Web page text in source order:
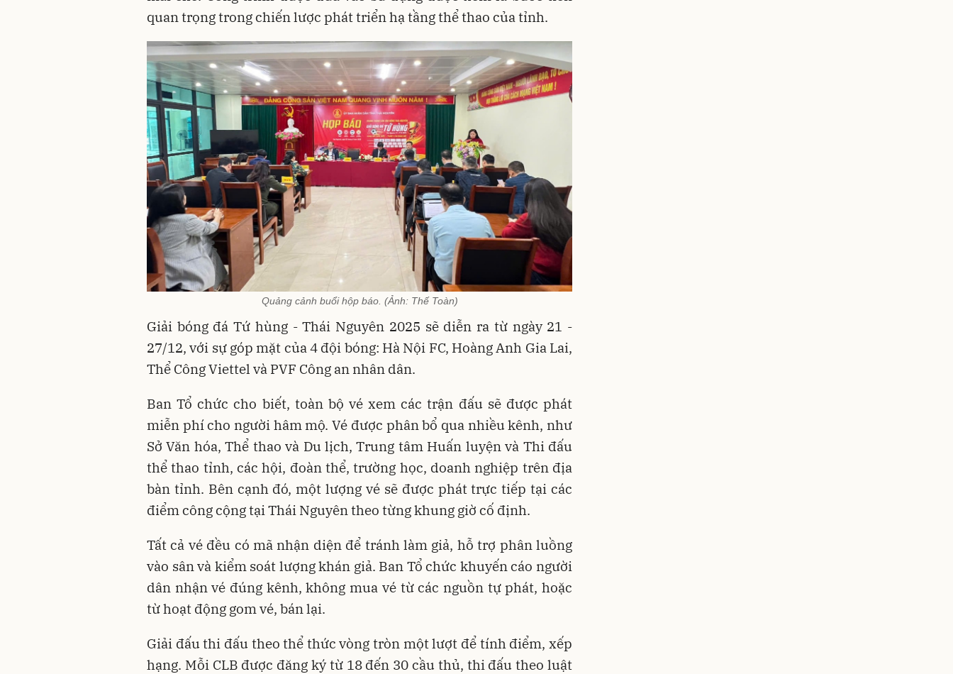
quan trọng trong chiến lược phát triển hạ tầng thể thao của tỉnh.
Quảng cảnh buổi hộp báo. (Ảnh: Thế Toàn)
Giải bóng đá Tứ hùng - Thái Nguyên 2025 sẽ diễn ra từ ngày 21 -
27/12, với sự góp mặt của 4 đội bóng: Hà Nội FC, Hoàng Anh Gia Lai,
Thể Công Viettel và PVF Công an nhân dân.
Ban Tổ chức cho biết, toàn bộ vé xem các trận đấu sẽ được phát
miễn phí cho người hâm mộ. Vé được phân bổ qua nhiều kênh, như
Sở Văn hóa, Thể thao và Du lịch, Trung tâm Huấn luyện và Thi đấu
thể thao tỉnh, các hội, đoàn thể, trường học, doanh nghiệp trên địa
bàn tỉnh. Bên cạnh đó, một lượng vé sẽ được phát trực tiếp tại các
điểm công cộng tại Thái Nguyên theo từng khung giờ cố định.
Tất cả vé đều có mã nhận diện để tránh làm giả, hỗ trợ phân luồng
vào sân và kiểm soát lượng khán giả. Ban Tổ chức khuyến cáo người
dân nhận vé đúng kênh, không mua vé từ các nguồn tự phát, hoặc
từ hoạt động gom vé, bán lại.
Giải đấu thi đấu theo thể thức vòng tròn một lượt để tính điểm, xếp
hạng. Mỗi CLB được đăng ký từ 18 đến 30 cầu thủ, thi đấu theo luật